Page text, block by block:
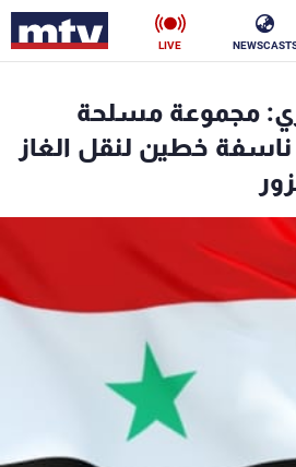
LIVE
مجموعة مسلحة
خطين لنقل الغاز
فن
رياضة